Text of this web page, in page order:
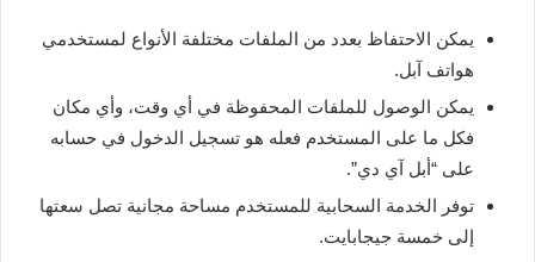
يمكن الاحتفاظ بعدد من الملفات مختلفة الأنواع لمستخدمي
هواتف آبل.
يمكن الوصول للملفات المحفوظة في أي وقت، وأي مكان
فكل ما على المستخدم فعله هو تسجيل الدخول في حسابه
على “أبل آي دي”.
توفر الخدمة السحابية للمستخدم مساحة مجانية تصل سعتها
إلى خمسة جيجابايت.